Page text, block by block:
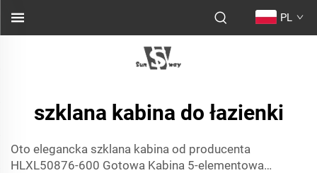
PL
szklana kabina do łazienki
Oto elegancka szklana kabina od producenta
HLXL50876-600 Gotowa Kabina 5-elementowa…